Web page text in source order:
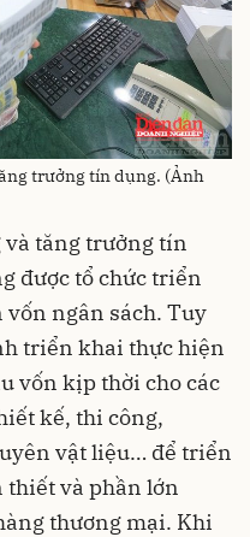
trưởng tín dụng. (Ảnh
tăng trưởng tín
được tổ chức triển
ngân sách. Tuy
triển khai thực hiện
vốn kịp thời cho các
kế, thi công,
vật liệu… để triển
thiết và phần lớn
thương mại. Khi